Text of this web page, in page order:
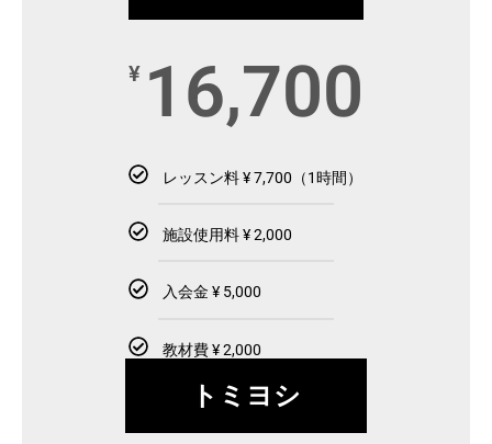
¥ 16,700
レッスン料 ¥ 7,700（1時間）
施設使用料 ¥ 2,000
入会金 ¥ 5,000
教材費 ¥ 2,000
トミヨシ